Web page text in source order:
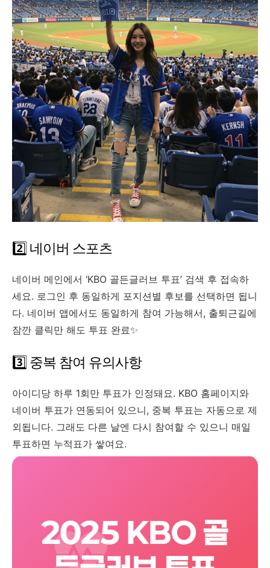
2️⃣ 네이버 스포츠
네이버 메인에서 ‘KBO 골든글러브 투표’ 검색 후 접속하
세요. 로그인 후 동일하게 포지션별 후보를 선택하면 됩니
다. 네이버 앱에서도 동일하게 참여 가능해서, 출퇴근길에
잠깐 클릭만 해도 투표 완료✨
3️⃣ 중복 참여 유의사항
아이디당 하루 1회만 투표가 인정돼요. KBO 홈페이지와
네이버 투표가 연동되어 있으니, 중복 투표는 자동으로 제
외됩니다. 그래도 다른 날엔 다시 참여할 수 있으니 매일
투표하면 누적표가 쌓여요.